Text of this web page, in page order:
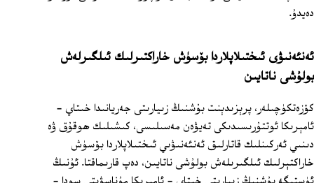
دەيدۇ.
ئەنئەنىۋى ئىختىلاپلاردا بۆسۈش خاراكتىرلىك ئىلگىرلەش
بولۇشى ناتايىن
كۆزەتكۈچىلەر، پرېزىدېنت بۇشنىڭ زىيارىتى جەريانىدا خىتاي -
ئامېرىكا ئوتتۇرىسىدىكى تەيۋەن مەسىلىسى، كىشىلىك ھوقۇق ۋە
دىنىي ئەركىنلىك قاتارلىق ئەنئەنىۋىي ئىختىلاپلاردا بۆسۈش
خاراكتېرلىك ئىلگىرىلەش بولۇشى ناتايىن، دەپ قارىماقتا. ئۇنىڭ